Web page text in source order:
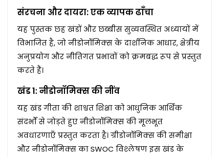
संरचना और दायरा: एक व्यापक ढाँचा
यह पुस्तक छह खंडों और छब्बीस सुव्यवस्थित अध्यायों में
विभाजित है, जो नीडोनॉमिक्स के दार्शनिक आधार, क्षेत्रीय
अनुप्रयोग और नीतिगत प्रभावों को क्रमबद्ध रूप से प्रस्तुत
करते हैं।
खंड 1: नीडोनॉमिक्स की नींव
यह खंड गीता की शाश्वत शिक्षा को आधुनिक आर्थिक
संदर्भों से जोड़ते हुए नीडोनॉमिक्स की मूलभूत
अवधारणाएँ प्रस्तुत करता है। ग्रीडोनॉमिक्स की समीक्षा
और नीडोनॉमिक्स का SWOC विश्लेषण इस खंड के